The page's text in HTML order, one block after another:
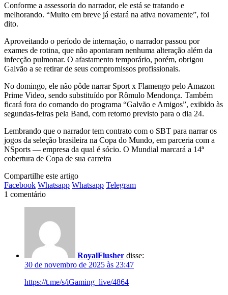
Conforme a assessoria do narrador, ele está se tratando e
melhorando. “Muito em breve já estará na ativa novamente”, foi
dito.
Aproveitando o período de internação, o narrador passou por
exames de rotina, que não apontaram nenhuma alteração além da
infecção pulmonar. O afastamento temporário, porém, obrigou
Galvão a se retirar de seus compromissos profissionais.
No domingo, ele não pôde narrar Sport x Flamengo pelo Amazon
Prime Video, sendo substituído por Rômulo Mendonça. Também
ficará fora do comando do programa “Galvão e Amigos”, exibido às
segundas-feiras pela Band, com retorno previsto para o dia 24.
Lembrando que o narrador tem contrato com o SBT para narrar os
jogos da seleção brasileira na Copa do Mundo, em parceria com a
NSports — empresa da qual é sócio. O Mundial marcará a 14ª
cobertura de Copa de sua carreira
Compartilhe este artigo
Facebook Whatsapp Whatsapp Telegram
1 comentário
RoyalFlusher disse:
30 de novembro de 2025 às 23:47
https://t.me/s/iGaming_live/4864